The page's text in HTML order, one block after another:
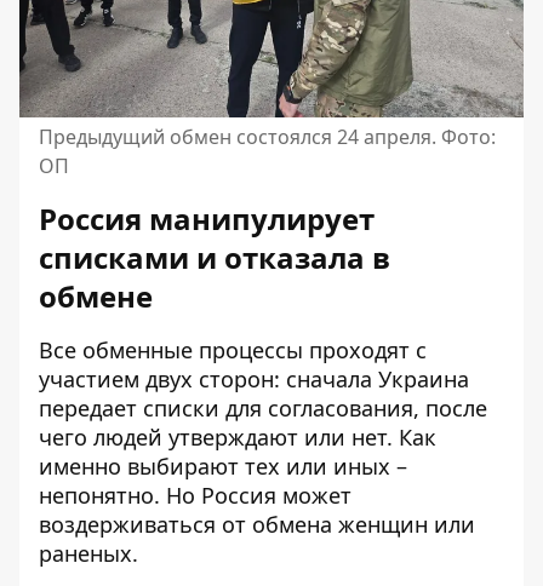
Предыдущий обмен состоялся 24 апреля. Фото:
ОП
Россия манипулирует
списками и отказала в
обмене
Все обменные процессы проходят с
участием двух сторон: сначала Украина
передает списки для согласования, после
чего людей утверждают или нет. Как
именно выбирают тех или иных –
непонятно. Но Россия может
воздерживаться от обмена женщин или
раненых.